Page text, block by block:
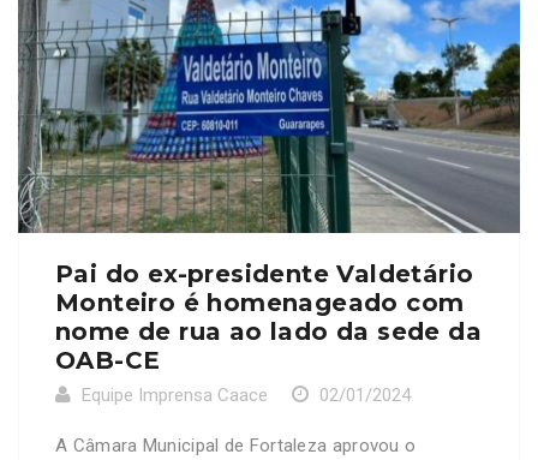
Pai do ex-presidente Valdetário
Monteiro é homenageado com
nome de rua ao lado da sede da
OAB-CE
Equipe Imprensa Caace 02/01/2024
A Câmara Municipal de Fortaleza aprovou o